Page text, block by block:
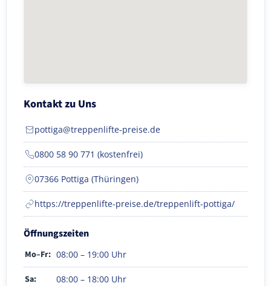
Kontakt zu Uns
pottiga@treppenlifte-preise.de
0800 58 90 771 (kostenfrei)
07366 Pottiga (Thüringen)
https://treppenlifte-preise.de/treppenlift-pottiga/
Öffnungszeiten
Mo–Fr: 08:00 – 19:00 Uhr
Sa: 08:00 – 18:00 Uhr